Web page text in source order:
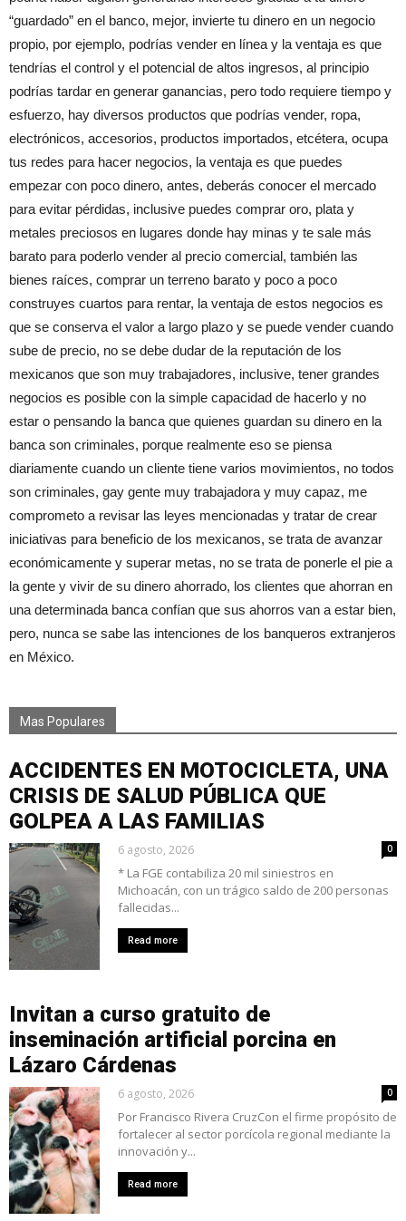
“guardado” en el banco, mejor, invierte tu dinero en un negocio
propio, por ejemplo, podrías vender en línea y la ventaja es que
tendrías el control y el potencial de altos ingresos, al principio
podrías tardar en generar ganancias, pero todo requiere tiempo y
esfuerzo, hay diversos productos que podrías vender, ropa,
electrónicos, accesorios, productos importados, etcétera, ocupa
tus redes para hacer negocios, la ventaja es que puedes
empezar con poco dinero, antes, deberás conocer el mercado
para evitar pérdidas, inclusive puedes comprar oro, plata y
metales preciosos en lugares donde hay minas y te sale más
barato para poderlo vender al precio comercial, también las
bienes raíces, comprar un terreno barato y poco a poco
construyes cuartos para rentar, la ventaja de estos negocios es
que se conserva el valor a largo plazo y se puede vender cuando
sube de precio, no se debe dudar de la reputación de los
mexicanos que son muy trabajadores, inclusive, tener grandes
negocios es posible con la simple capacidad de hacerlo y no
estar o pensando la banca que quienes guardan su dinero en la
banca son criminales, porque realmente eso se piensa
diariamente cuando un cliente tiene varios movimientos, no todos
son criminales, gay gente muy trabajadora y muy capaz, me
comprometo a revisar las leyes mencionadas y tratar de crear
iniciativas para beneficio de los mexicanos, se trata de avanzar
económicamente y superar metas, no se trata de ponerle el pie a
la gente y vivir de su dinero ahorrado, los clientes que ahorran en
una determinada banca confían que sus ahorros van a estar bien,
pero, nunca se sabe las intenciones de los banqueros extranjeros
en México.
Mas Populares
ACCIDENTES EN MOTOCICLETA, UNA
CRISIS DE SALUD PÚBLICA QUE
GOLPEA A LAS FAMILIAS
6 agosto, 2026 0
* La FGE contabiliza 20 mil siniestros en
Michoacán, con un trágico saldo de 200 personas
fallecidas...
Read more
Invitan a curso gratuito de
inseminación artificial porcina en
Lázaro Cárdenas
6 agosto, 2026 0
Por Francisco Rivera CruzCon el firme propósito de
fortalecer al sector porcícola regional mediante la
innovación y...
Read more